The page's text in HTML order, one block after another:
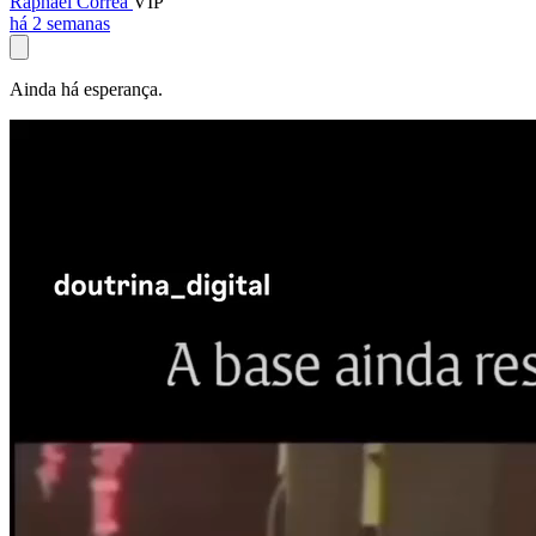
há 2 semanas
Ainda há esperança.